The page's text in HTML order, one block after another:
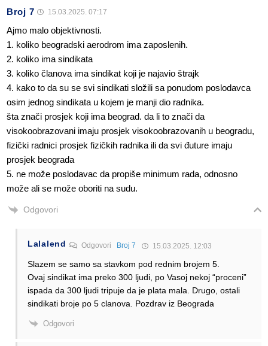
Broj 7 15.03.2025. 07:17
Ajmo malo objektivnosti.
1. koliko beogradski aerodrom ima zaposlenih.
2. koliko ima sindikata
3. koliko članova ima sindikat koji je najavio štrajk
4. kako to da su se svi sindikati složili sa ponudom poslodavca
osim jednog sindikata u kojem je manji dio radnika.
šta znači prosjek koji ima beograd. da li to znači da
visokoobrazovani imaju prosjek visokoobrazovanih u beogradu,
fizički radnici prosjek fizičkih radnika ili da svi đuture imaju
prosjek beograda
5. ne može poslodavac da propiše minimum rada, odnosno
može ali se može oboriti na sudu.
Odgovori
Lalalend Odgovori Broj 7 15.03.2025. 12:03
Slazem se samo sa stavkom pod rednim brojem 5.
Ovaj sindikat ima preko 300 ljudi, po Vasoj nekoj “proceni”
ispada da 300 ljudi tripuje da je plata mala. Drugo, ostali
sindikati broje po 5 clanova. Pozdrav iz Beograda
Odgovori